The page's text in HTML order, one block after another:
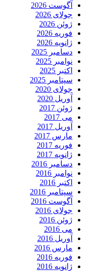
آگوست 2026
جولای 2026
ژوئن 2026
فوریه 2026
ژانویه 2026
دسامبر 2025
نوامبر 2025
اکتبر 2025
سپتامبر 2025
جولای 2020
آوریل 2020
ژوئن 2017
می 2017
آوریل 2017
مارس 2017
فوریه 2017
ژانویه 2017
دسامبر 2016
نوامبر 2016
اکتبر 2016
سپتامبر 2016
آگوست 2016
جولای 2016
ژوئن 2016
می 2016
آوریل 2016
مارس 2016
فوریه 2016
ژانویه 2016